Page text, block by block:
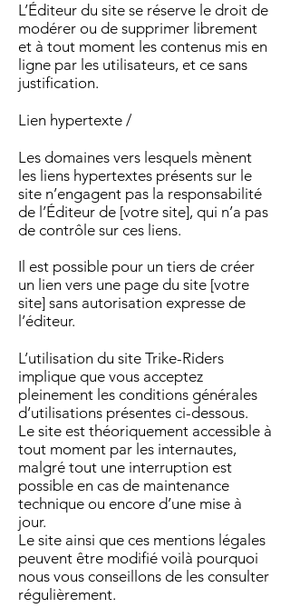
L’Éditeur du site se réserve le droit de
modérer ou de supprimer librement
et à tout moment les contenus mis en
ligne par les utilisateurs, et ce sans
justification.
Lien hypertexte /
Les domaines vers lesquels mènent
les liens hypertextes présents sur le
site n’engagent pas la responsabilité
de l’Éditeur de [votre site], qui n’a pas
de contrôle sur ces liens.
Il est possible pour un tiers de créer
un lien vers une page du site [votre
site] sans autorisation expresse de
l’éditeur.
L’utilisation du site Trike-Riders
implique que vous acceptez
pleinement les conditions générales
d’utilisations présentes ci-dessous.
Le site est théoriquement accessible à
tout moment par les internautes,
malgré tout une interruption est
possible en cas de maintenance
technique ou encore d’une mise à
jour.
Le site ainsi que ces mentions légales
peuvent être modifié voilà pourquoi
nous vous conseillons de les consulter
régulièrement.